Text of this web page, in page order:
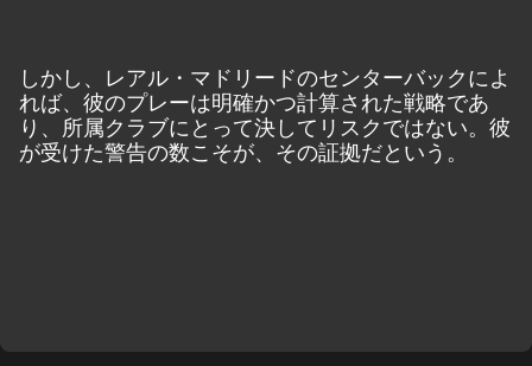
しかし、レアル・マドリードのセンターバックによ
れば、彼のプレーは明確かつ計算された戦略であ
り、所属クラブにとって決してリスクではない。彼
が受けた警告の数こそが、その証拠だという。